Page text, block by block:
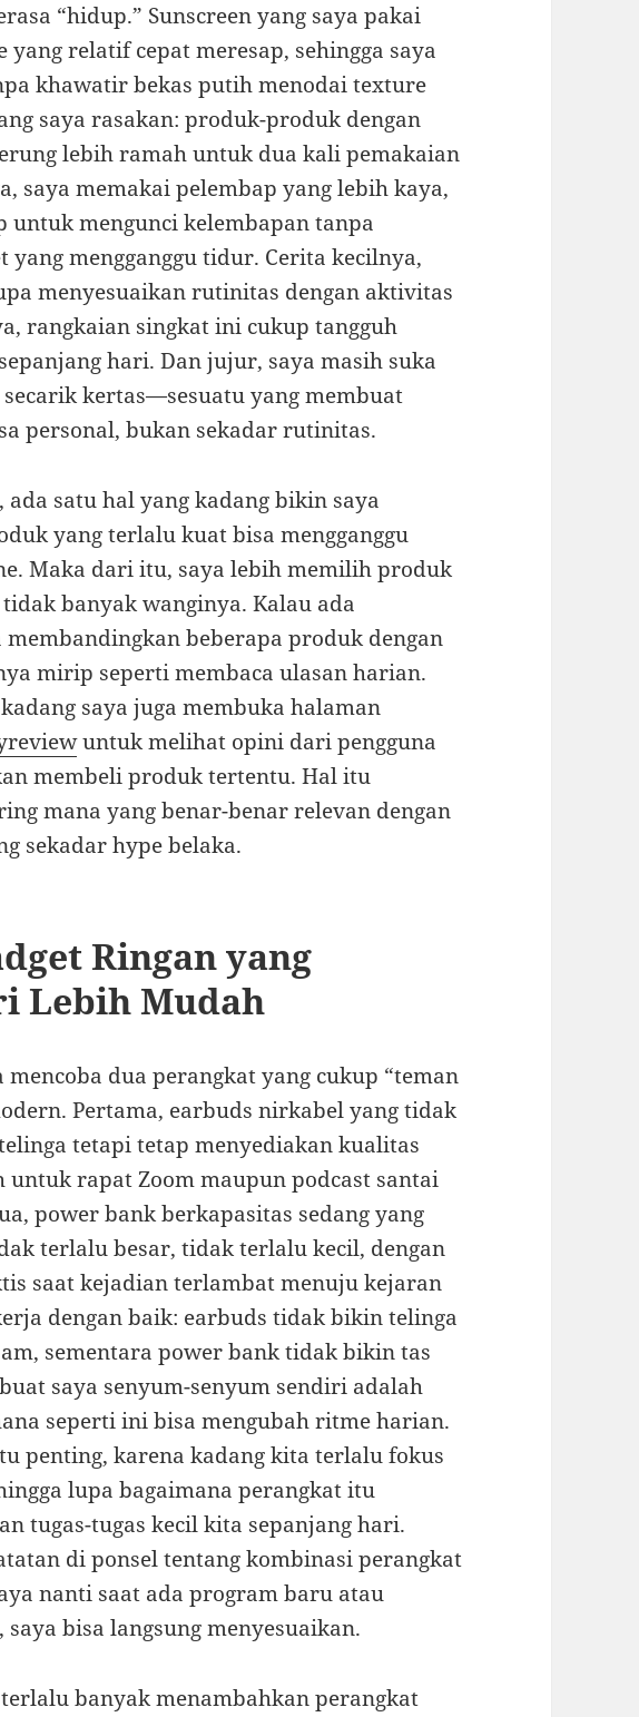
“hidup.” Sunscreen yang saya pakai
relatif cepat meresap, sehingga saya
khawatir bekas putih menodai texture
saya rasakan: produk-produk dengan
lebih ramah untuk dua kali pemakaian
saya memakai pelembap yang lebih kaya,
mengunci kelembapan tanpa
yang mengganggu tidur. Cerita kecilnya,
menyesuaikan rutinitas dengan aktivitas
rangkaian singkat ini cukup tangguh
hari. Dan jujur, saya masih suka
kertas—sesuatu yang membuat
personal, bukan sekadar rutinitas.
satu hal yang kadang bikin saya
yang terlalu kuat bisa mengganggu
Maka dari itu, saya lebih memilih produk
banyak wanginya. Kalau ada
membandingkan beberapa produk dengan
mirip seperti membaca ulasan harian.
saya juga membuka halaman
untuk melihat opini dari pengguna
membeli produk tertentu. Hal itu
mana yang benar-benar relevan dengan
sekadar hype belaka.
Ringan yang
Lebih Mudah
dua perangkat yang cukup “teman
Pertama, earbuds nirkabel yang tidak
tetapi tetap menyediakan kualitas
untuk rapat Zoom maupun podcast santai
power bank berkapasitas sedang yang
terlalu besar, tidak terlalu kecil, dengan
saat kejadian terlambat menuju kejaran
dengan baik: earbuds tidak bikin telinga
sementara power bank tidak bikin tas
saya senyum-senyum sendiri adalah
seperti ini bisa mengubah ritme harian.
penting, karena kadang kita terlalu fokus
lupa bagaimana perangkat itu
tugas-tugas kecil kita sepanjang hari.
di ponsel tentang kombinasi perangkat
nanti saat ada program baru atau
bisa langsung menyesuaikan.
banyak menambahkan perangkat